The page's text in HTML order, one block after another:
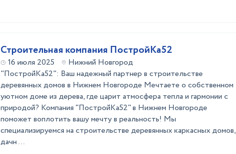
Строительная компания ПостройКа52
16 июля 2025
Нижний Новгород
"ПостройКа52": Ваш надежный партнер в строительстве
деревянных домов в Нижнем Новгороде Мечтаете о собственном
уютном доме из дерева, где царит атмосфера тепла и гармонии с
природой? Компания "ПостройКа52" в Нижнем Новгороде
поможет воплотить вашу мечту в реальность! Мы
специализируемся на строительстве деревянных каркасных домов,
дачн ...